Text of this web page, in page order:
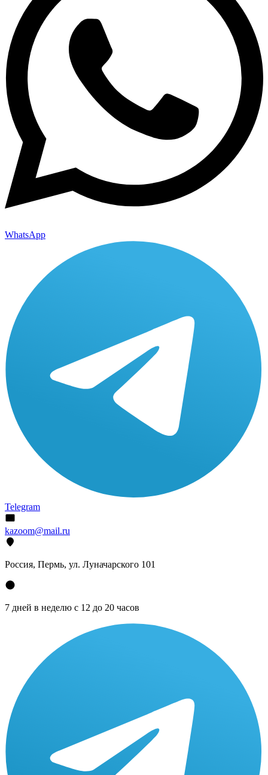
WhatsApp
Telegram
kazoom@mail.ru
Россия, Пермь, ул. Луначарского 101
7 дней в неделю с 12 до 20 часов